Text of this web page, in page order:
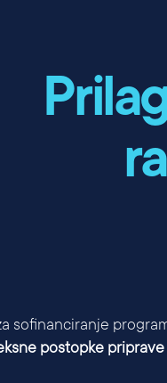
sofinanciranje
postopke